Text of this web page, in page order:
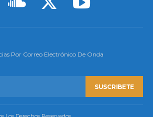
Por Correo Electrónico De Onda
SUSCRIBETE